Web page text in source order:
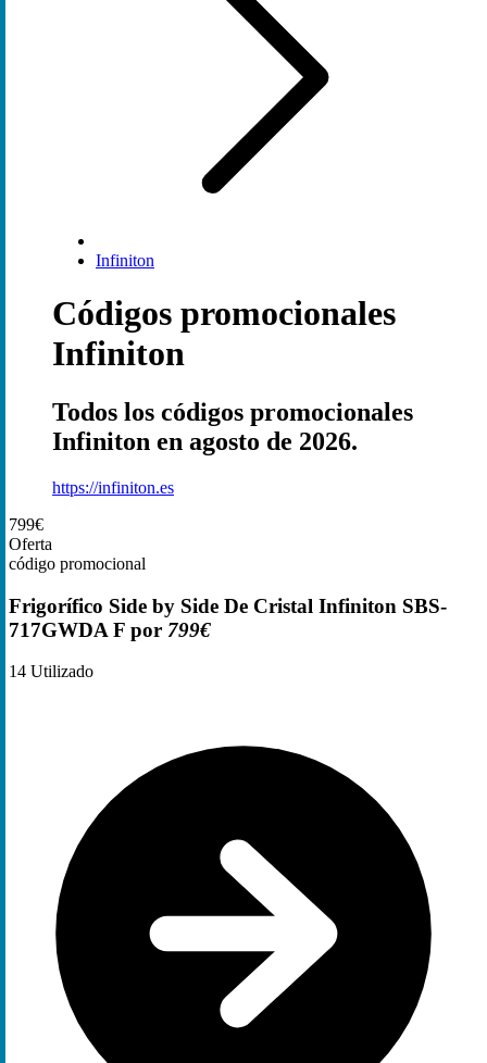
Infiniton
Códigos promocionales
Infiniton
Todos los códigos promocionales
Infiniton en agosto de 2026.
https://infiniton.es
799€
Oferta
código promocional
Frigorífico Side by Side De Cristal Infiniton SBS-
717GWDA F por 799€
14 Utilizado